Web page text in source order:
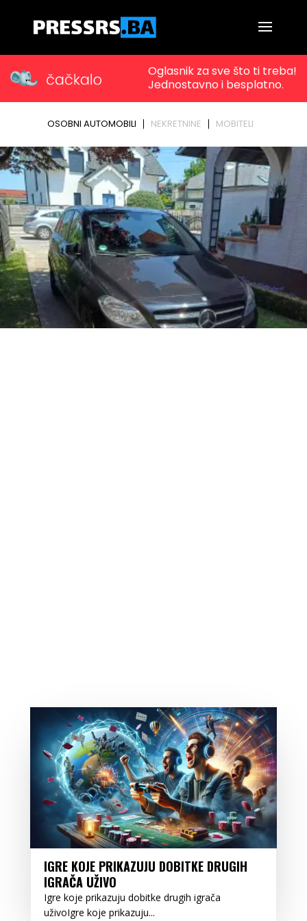
IGRE KOJE PRIKAZUJU DOBITKE DRUGIH
IGRAČA UŽIVO
Igre koje prikazuju dobitke drugih igrača
uživoIgre koje prikazuju...